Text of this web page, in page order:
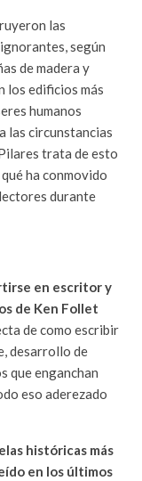
las
según
de madera y
los edificios más
humanos
las circunstancias
trata de esto
ha conmovido
durante
en escritor y
de Ken Follet
de como escribir
desarrollo de
que enganchan
eso aderezado
históricas más
en los últimos